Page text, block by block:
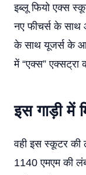
इब्लू फियो एक्स
नए फीचर्स के साथ
के साथ यूजर्स के
में “एक्स” एक्सट्रा
इस गाड़ी में
वही इस स्कूटर
1140 एमएम की